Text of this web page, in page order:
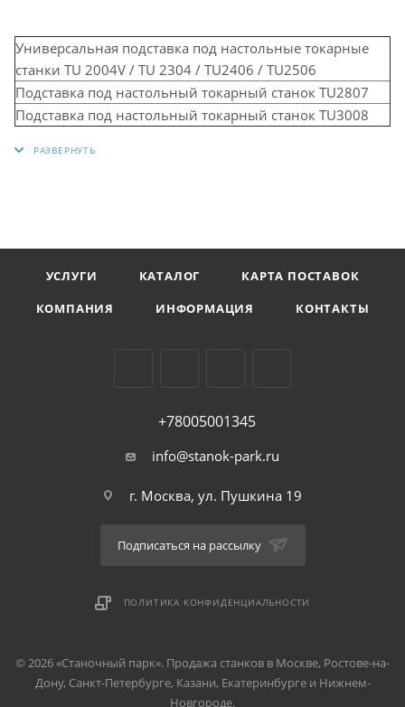
Универсальная подставка под настольные токарные
станки TU 2004V / TU 2304 / TU2406 / TU2506
Подставка под настольный токарный станок TU2807
Подставка под настольный токарный станок TU3008
УСЛУГИ КАТАЛОГ
КАРТА ПОСТАВОК
КОМПАНИЯ
ИНФОРМАЦИЯ КОНТАКТЫ
+78005001345
info@stanok-park.ru
г. Москва, ул. Пушкина 19
Подписаться на рассылку
ПОЛИТИКА КОНФИДЕНЦИАЛЬНОСТИ
© 2026 «Станочный парк». Продажа станков в Москве, Ростове-на-
Дону, Санкт-Петербурге, Казани, Екатеринбурге и Нижнем-
Новгороде.